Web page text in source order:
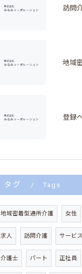
タグ Tags
地域密着型通所介護 女性
求人 訪問介護 サービ
介護士 パート 正社員